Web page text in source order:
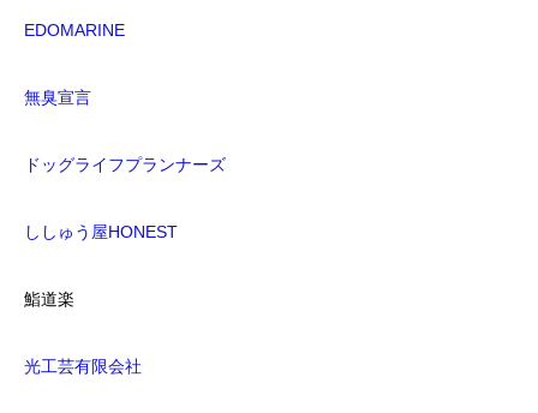
EDOMARINE
無臭宣言
ドッグライフプランナーズ
ししゅう屋HONEST
鮨道楽
光工芸有限会社